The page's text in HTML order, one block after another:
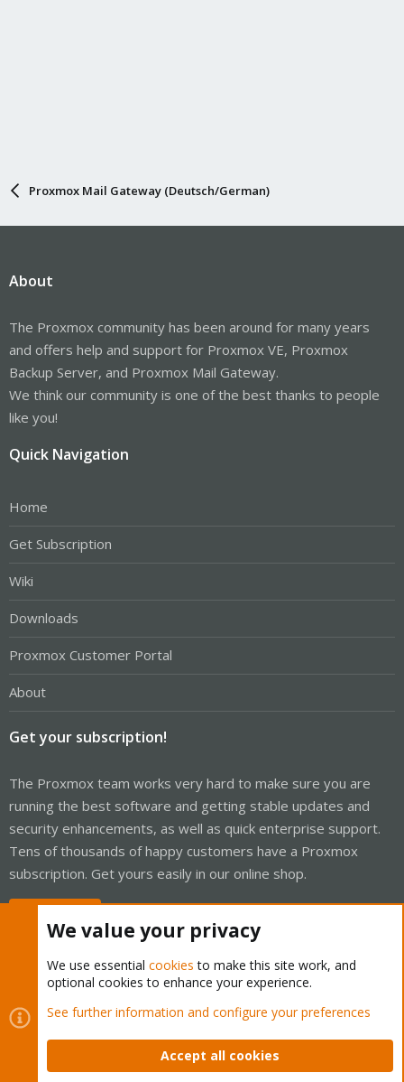
Proxmox Mail Gateway (Deutsch/German)
About
The Proxmox community has been around for many years
and offers help and support for Proxmox VE, Proxmox
Backup Server, and Proxmox Mail Gateway.
We think our community is one of the best thanks to people
like you!
Quick Navigation
Home
Get Subscription
Wiki
Downloads
Proxmox Customer Portal
About
Get your subscription!
The Proxmox team works very hard to make sure you are
running the best software and getting stable updates and
security enhancements, as well as quick enterprise support.
Tens of thousands of happy customers have a Proxmox
subscription. Get yours easily in our online shop.
Cookies
Proxmox Support Forum - Light Mode
Contact us
Terms and rules Privacy policy Help Home
We value your privacy
We use essential cookies to make this site work, and
optional cookies to enhance your experience.
See further information and configure your preferences
Accept all cookies